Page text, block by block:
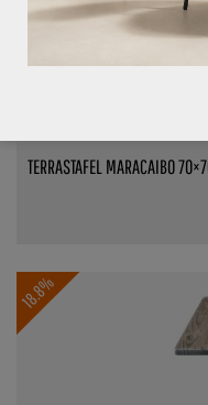
TERRASTAFEL MARACAIBO
18.8%